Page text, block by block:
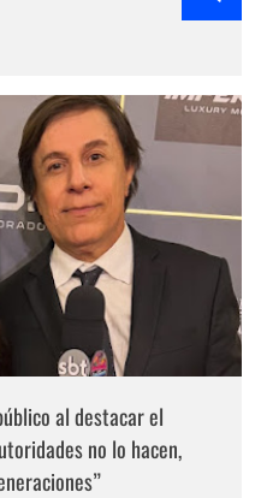
al destacar el
no lo hacen,